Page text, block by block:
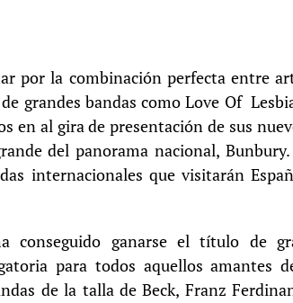
por la combinación perfecta entre
grandes bandas como Love Of
en al gira de presentación de sus
del panorama nacional,
internacionales que visitarán
conseguido ganarse el título de
para todos aquellos amantes
de la talla de Beck, Franz